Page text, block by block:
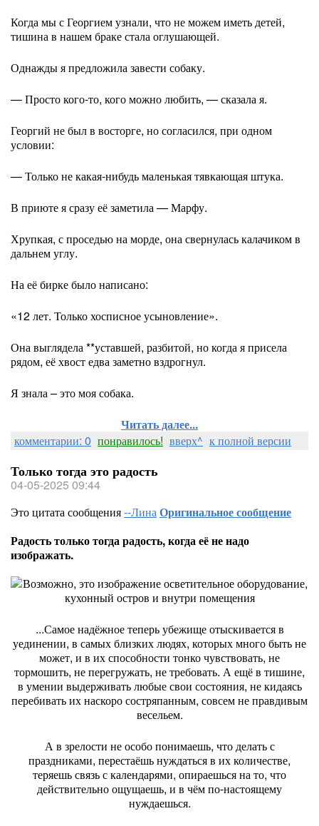
Когда мы с Георгием узнали, что не можем иметь детей,
тишина в нашем браке стала оглушающей.
Однажды я предложила завести собаку.
— Просто кого-то, кого можно любить, — сказала я.
Георгий не был в восторге, но согласился, при одном
условии:
— Только не какая-нибудь маленькая тявкающая штука.
В приюте я сразу её заметила — Марфу.
Хрупкая, с проседью на морде, она свернулась калачиком в
дальнем углу.
На её бирке было написано:
«12 лет. Только хосписное усыновление».
Она выглядела **уставшей, разбитой, но когда я присела
рядом, её хвост едва заметно вздрогнул.
Я знала – это моя собака.
Читать далее...
комментарии: 0 понравилось! вверх^ к полной версии
Только тогда это радость
04-05-2025 09:44
Это цитата сообщения--ЛинаОригинальное сообщение
Радость только тогда радость, когда её не надо
изображать.
...Самое надёжное теперь убежище отыскивается в
уединении, в самых близких людях, которых много быть не
может, и в их способности тонко чувствовать, не
тормошить, не перегружать, не требовать. А ещё в тишине,
в умении выдерживать любые свои состояния, не кидаясь
перебивать их наскоро состряпанным, совсем не правдивым
весельем.
А в зрелости не особо понимаешь, что делать с
праздниками, перестаёшь нуждаться в их количестве,
теряешь связь с календарями, опираешься на то, что
действительно ощущаешь, и в чём по-настоящему
нуждаешься.